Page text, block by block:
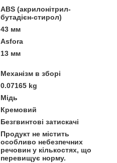
ABS (акрилонітрил-
бутадієн-стирол)
43 мм
Asfora
13 мм
Механізм в зборі
0.07165 kg
Мідь
Кремовий
Безгвинтові затискачі
Продукт не містить
особливо небезпечних
речовин у кількостях, що
перевищує норму.